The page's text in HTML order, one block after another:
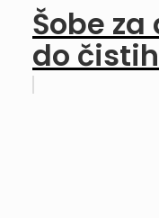
Šobe
do